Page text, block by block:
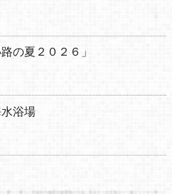
の夏２０２６」
浴場